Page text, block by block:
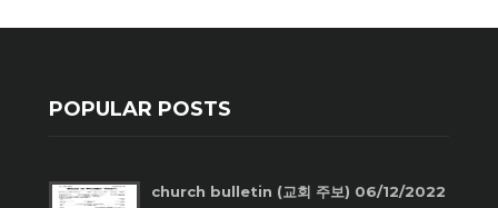
POPULAR POSTS
church bulletin (교회 주보) 06/12/2022